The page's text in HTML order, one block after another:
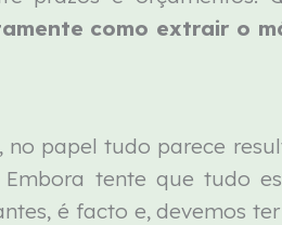
como extrair o
papel tudo parece
tente que tudo
é facto e, devemos